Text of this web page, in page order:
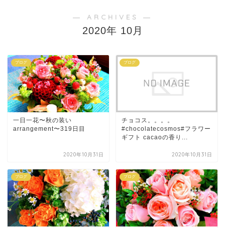
― ARCHIVES ―
2020年 10月
ブログ
一日一花〜秋の装い
arrangement〜319日目
2020年10月31日
ブログ
チョコス。。。。
#chocolatecosmos#フラワー
ギフト cacaoの香り...
2020年10月31日
ブログ ブログ